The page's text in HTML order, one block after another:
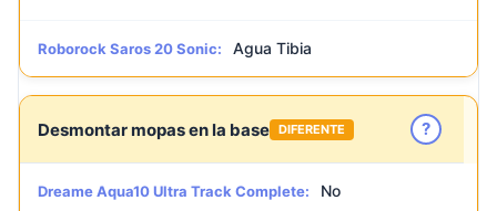
Roborock Saros 20 Sonic: Agua Tibia
Desmontar mopas en la base DIFERENTE ?
Dreame Aqua10 Ultra Track Complete: No